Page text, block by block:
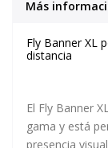
Más
Fly Banner XL
distancia
El Fly Banner
gama y está
presencia